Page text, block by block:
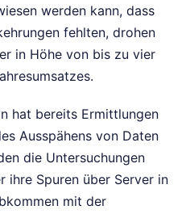
werden kann, dass
fehlten, drohen
in Höhe von bis zu vier
hat bereits Ermittlungen
Ausspähens von Daten
die Untersuchungen
ihre Spuren über Server in
mit der